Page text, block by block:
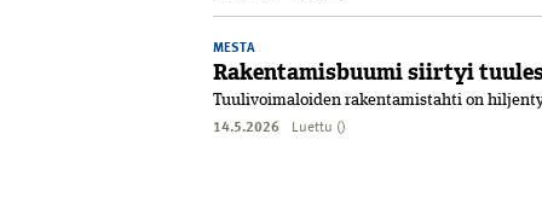
MESTA
Rakentamisbuumi siirtyi
Tuulivoimaloiden rakentamistahti on
14.5.2026 Luettu ()